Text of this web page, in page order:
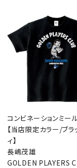
コンビネーションミー
【当店限定カラー/ブラ
ィ】
長嶋茂雄
GOLDEN PLAYERS